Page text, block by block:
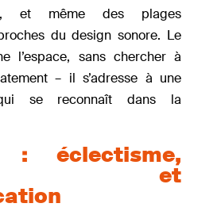
et même des plages
du design sonore. Le
l’espace, sans chercher à
– il s’adresse à une
qui se reconnaît dans la
: éclectisme,
et